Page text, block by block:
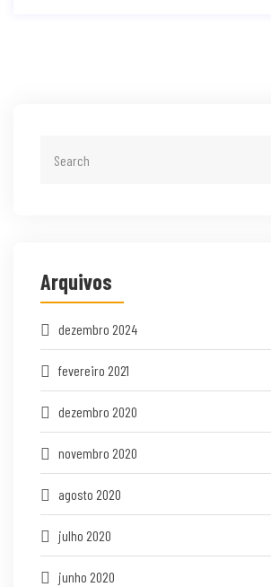
Arquivos
dezembro 2024
fevereiro 2021
dezembro 2020
novembro 2020
agosto 2020
julho 2020
junho 2020